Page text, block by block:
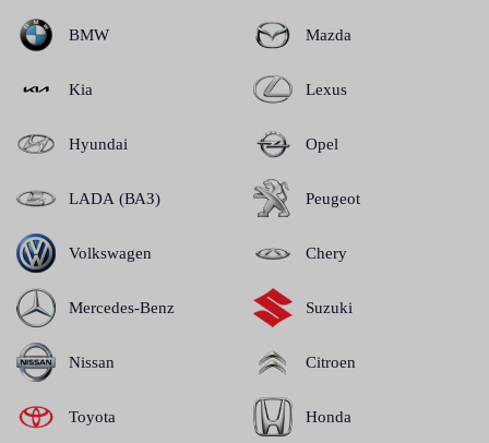
BMW
Kia
Hyundai
LADA (ВАЗ)
Volkswagen
Mercedes-Benz
Nissan
Toyota
Mazda
Lexus
Opel
Peugeot
Chery
Suzuki
Citroen
Honda